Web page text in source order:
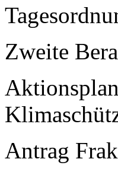
Zweite
Antrag